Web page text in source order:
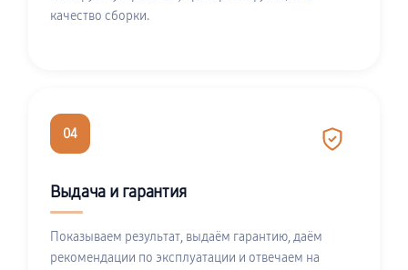
качество сборки.
04
Выдача и гарантия
Показываем результат, выдаём гарантию, даём
рекомендации по эксплуатации и отвечаем на